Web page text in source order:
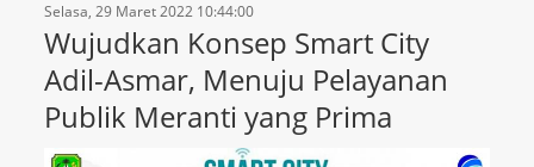
Selasa, 29 Maret 2022 10:44:00
Wujudkan Konsep Smart City
Adil-Asmar, Menuju Pelayanan
Publik Meranti yang Prima